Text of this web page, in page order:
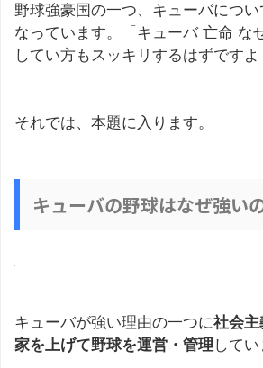
野球強豪国の一つ、キューバにつ
なっています。「キューバ 亡命 な
してい方もスッキリするはずですよ
それでは、本題に入ります。
キューバの野球はなぜ強い
キューバが強い理由の一つに社会主
家を上げて野球を運営・管理 してい